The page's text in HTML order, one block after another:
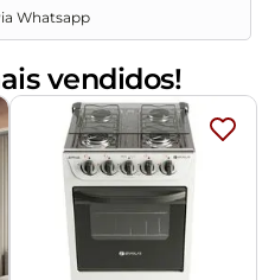
Whatsapp
vendidos!